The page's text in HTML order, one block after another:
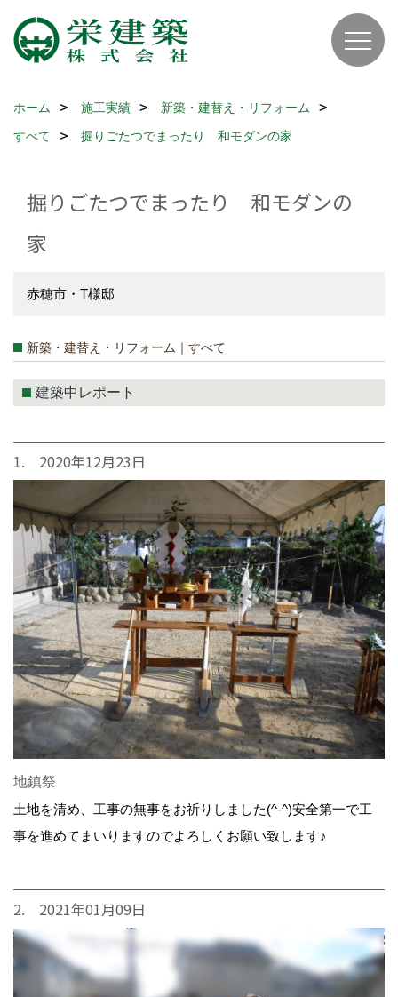
ホーム 施工実績
新築・建替え・リフォーム
すべて
掘りごたつでまったり 和モダンの家
掘りごたつでまったり 和モダンの
家
赤穂市・T様邸
新築・建替え・リフォーム｜すべて
建築中レポート
1. 2020年12月23日
地鎮祭
土地を清め、工事の無事をお祈りしました(^-^)安全第一で工
事を進めてまいりますのでよろしくお願い致します♪
2. 2021年01月09日